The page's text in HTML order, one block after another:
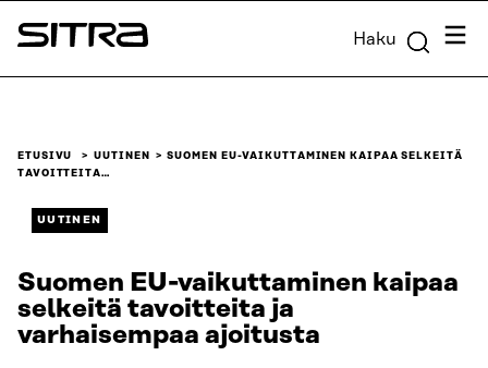
Siirry
suoraan
Sitra Haku
ETUSIVU UUTINEN
SUOMEN EU-VAIKUTTAMINEN KAIPAA SELKEITÄ
TAVOITTEITA…
UUTINEN
Suomen EU-vaikuttaminen kaipaa
selkeitä tavoitteita ja
varhaisempaa ajoitusta